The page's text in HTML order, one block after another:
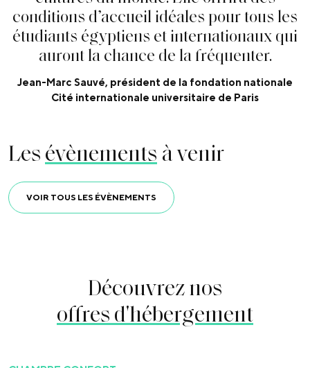
conditions d’accueil idéales pourtous les
étudiants égyptiens etinternationauxqui
auront la chance de lafréquenter.
Jean-Marc Sauvé, président de la fondation nationale
Cité internationale universitaire de Paris
Lesévènements à venir
VOIR TOUS LES ÉVÈNEMENTS
Découvrez nos
offres d'hébergement